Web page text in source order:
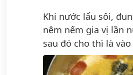
Khi nước lẩu sôi,
nêm nếm gia vị lần
sau đó cho thì là